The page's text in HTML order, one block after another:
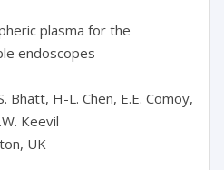
plasma for the
endoscopes
Bhatt, H-L. Chen, E.E. Comoy,
Keevil
UK